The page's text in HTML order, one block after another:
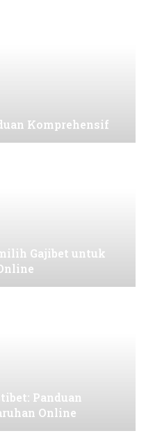
Komprehensif
Gajibet untuk
Panduan
Online